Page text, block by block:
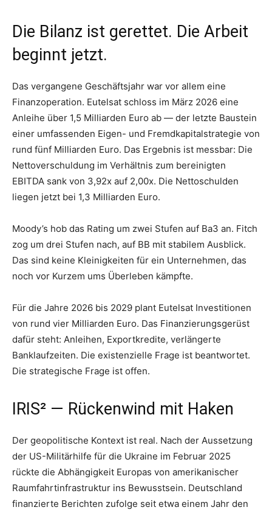
Die Bilanz ist gerettet. Die Arbeit
beginnt jetzt.
Das vergangene Geschäftsjahr war vor allem eine
Finanzoperation. Eutelsat schloss im März 2026 eine
Anleihe über 1,5 Milliarden Euro ab — der letzte Baustein
einer umfassenden Eigen- und Fremdkapitalstrategie von
rund fünf Milliarden Euro. Das Ergebnis ist messbar: Die
Nettoverschuldung im Verhältnis zum bereinigten
EBITDA sank von 3,92x auf 2,00x. Die Nettoschulden
liegen jetzt bei 1,3 Milliarden Euro.
Moody’s hob das Rating um zwei Stufen auf Ba3 an. Fitch
zog um drei Stufen nach, auf BB mit stabilem Ausblick.
Das sind keine Kleinigkeiten für ein Unternehmen, das
noch vor Kurzem ums Überleben kämpfte.
Für die Jahre 2026 bis 2029 plant Eutelsat Investitionen
von rund vier Milliarden Euro. Das Finanzierungsgerüst
dafür steht: Anleihen, Exportkredite, verlängerte
Banklaufzeiten. Die existenzielle Frage ist beantwortet.
Die strategische Frage ist offen.
IRIS² — Rückenwind mit Haken
Der geopolitische Kontext ist real. Nach der Aussetzung
der US-Militärhilfe für die Ukraine im Februar 2025
rückte die Abhängigkeit Europas von amerikanischer
Raumfahrtinfrastruktur ins Bewusstsein. Deutschland
finanzierte Berichten zufolge seit etwa einem Jahr den